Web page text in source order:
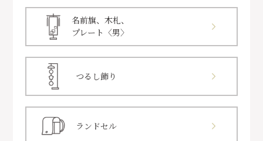
名前旗、木札、
プレート〈男〉
つるし飾り
ランドセル